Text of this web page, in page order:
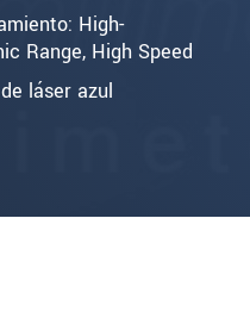
High-
Range, High Speed
láser azul